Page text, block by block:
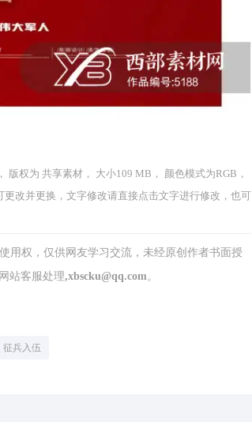
版权为 共享素材， 大小109 MB， 颜色模式为RGB，
改并更换，文字修改请直接点击文字进行修改，也可
用权，仅供网友学习交流，未经原创作者书面授
客服处理,xbscku@qq.com。
征兵入伍